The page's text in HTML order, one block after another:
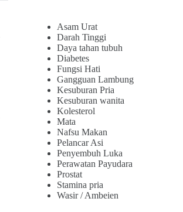
Asam Urat
Darah Tinggi
Daya tahan tubuh
Diabetes
Fungsi Hati
Gangguan Lambung
Kesuburan Pria
Kesuburan wanita
Kolesterol
Mata
Nafsu Makan
Pelancar Asi
Penyembuh Luka
Perawatan Payudara
Prostat
Stamina pria
Wasir / Ambeien